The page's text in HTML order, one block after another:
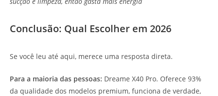
Conclusão: Qual Escolher em 2026
Se você leu até aqui, merece uma resposta direta.
Para a maioria das pessoas: Dreame X40 Pro. Oferece 93%
da qualidade dos modelos premium, funciona de verdade,